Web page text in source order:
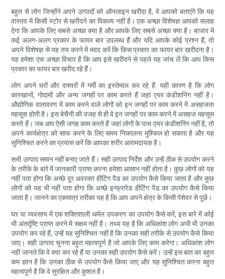
बहुत से लोग जिन्होंने अपने उत्पादों को ऑनलाइन खरीदा है, वे आपको बताएंगे कि यह
वास्तव में किसी स्टोर से खरीदने का विकल्प नहीं है। एक अच्छा विशेषज्ञ आपको सलाह
देगा कि आपके लिए सबसे अच्छा क्या है और आपके लिए सबसे अच्छा क्या है। बाजार में
कई अलग-अलग प्रकार के फायर बार उपलब्ध हैं और यदि आपके कोई प्रश्न हैं, तो
अपने विशेषज्ञ से यह तय करने में मदद करें कि किस प्रकार का फायर बार खरीदना है।
यह हमेशा एक अच्छा विचार है कि आप इसे खरीदने से पहले यह जांच लें कि आप किस
प्रकार का फायर बार खरीद रहे हैं।
लोग अपने घरों और दफ्तरों में गर्मी का इस्तेमाल कर रहे हैं. यही कारण है कि लोग
कारखानों, गोदामों और अन्य जगहों पर काम करते हैं जहां एयर कंडीशनिंग नहीं है।
औद्योगिक वातावरण में काम करने वाले लोगों को इन जगहों पर काम करने में असहजता
महसूस होती है। इस बेचैनी की वजह से ही वे इन जगहों पर काम करने में असहज महसूस
करते हैं। जब आप ऐसी जगह काम करते हैं जहां लोगों के पास एयर कंडीशनिंग नहीं है, तो
अपने कार्यक्षेत्र को साफ करने के लिए समय निकालना मुश्किल हो सकता है और यह
सुनिश्चित करने का प्रयास करें कि आपका शरीर आरामदायक है।
सभी उत्पाद समान नहीं बनाए जाते हैं। सही उत्पाद निर्देश और उन्हें ठीक से उपयोग करने
के तरीके के बारे में जानकारी प्राप्त करना हमेशा आसान नहीं होता है। कुछ लोगों को यह
नहीं पता होगा कि अच्छे दूर अवरक्त हीटिंग पैड का उपयोग कैसे किया जाता है और कुछ
लोगों को यह भी नहीं पता होगा कि अच्छे इन्फ्रारेड हीटिंग पैड का उपयोग कैसे किया
जाता है। जानने का एकमात्र तरीका यह है कि आप अपने क्षेत्र के किसी पेशेवर से पूछें।
घर या व्यवसाय में एक शक्तिशाली थर्मल उपकरण का उपयोग कैसे करें, इस बारे में कोई
भी अंतर्दृष्टि प्राप्त करने में सक्षम नहीं है। तथ्य यह है कि अधिकांश लोग अभी भी उनका
उपयोग कर रहे हैं, उन्हें यह सुनिश्चित नहीं है कि उनका सही तरीके से उपयोग कैसे किया
जाए। सही उत्पाद चुनना बहुत महत्वपूर्ण है जो आपके लिए काम करेगा। अधिकांश लोग
नहीं जानते कि वे क्या कर रहे हैं या उनका सही उपयोग कैसे करें। उन्हें इस बात का बहुत
कम ज्ञान है कि उनका ठीक से उपयोग कैसे किया जाए और यह सुनिश्चित करना बहुत
महत्वपूर्ण है कि वे सुरक्षित और कुशल हैं।